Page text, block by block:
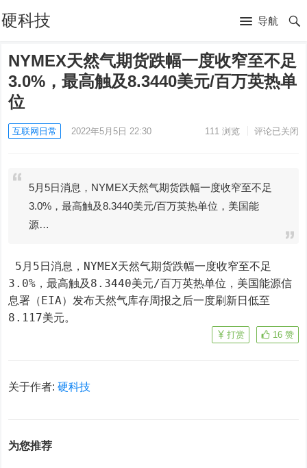
硬科技 导航
NYMEX天然气期货跌幅一度收窄至不足
3.0%，最高触及8.3440美元/百万英热单
位
互联网日常 2022年5月5日 22:30 111浏览 评论已关闭
5月5日消息，NYMEX天然气期货跌幅一度收窄至不足
3.0%，最高触及8.3440美元/百万英热单位，美国能
源…
3.0%，最高触及8.3440美元/百万英热单位，美国能源信
息署（EIA）发布天然气库存周报之后一度刷新日低至
8.117美元。
16 赞
打赏
关于作者:硬科技
为您推荐